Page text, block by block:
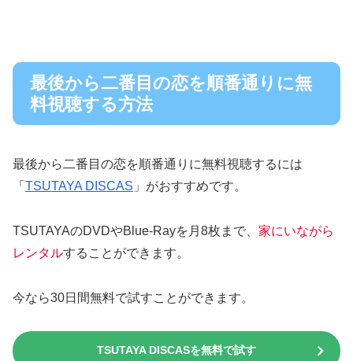
最後から二番目の恋を順番通りに無
料視聴する方法
最後から二番目の恋を順番通りに無料視聴するには
「 TSUTAYA DISCAS 」がおすすめです。
TSUTAYAのDVDやBlue-Rayを月8枚まで、 家にいながら
レンタルすることができます。
今なら30日間無料で試すことができます。
TSUTAYA DISCASを無料で試す